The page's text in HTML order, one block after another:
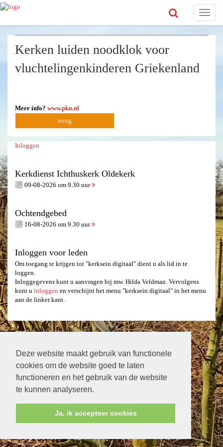
Deze website maakt gebruik van functionele
cookies om de website goed te laten
functioneren en het gebruik van de website
te kunnen analyseren.
Ja, ik accepteer cookies
Toggle
Kerken luiden noodklok voor
vluchtelingenkinderen Griekenland
Meer info? www.pkn.nl
terug
Inloggen
Kerkdienst Ichthuskerk Oldekerk
09-08-2026 om 9.30 uur
Ochtendgebed
16-08-2026 om 9.30 uur
Inloggen voor leden
Om toegang te krijgen tot "kerksein digitaal" dient u als lid in te
loggen.
Inloggegevens kunt u aanvragen bij mw. Hilda Veldman. Vervolgens
kunt u inloggen en verschijnt het menu "kerksein digitaal" in het menu
aan de linker kant.